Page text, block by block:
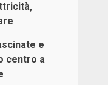
e
centro a